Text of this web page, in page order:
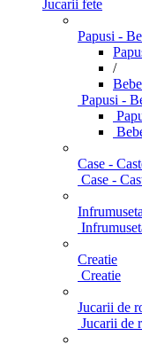
Jucarii fete
Papusi -
/
Papusi -
Case -
Case -
Creatie
Creatie
Jucarii de
Jucarii de